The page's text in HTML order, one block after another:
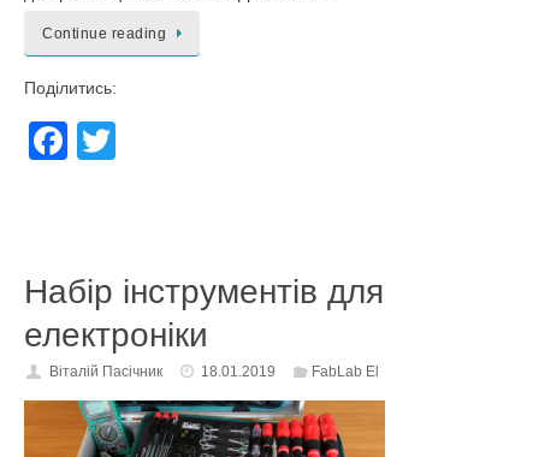
Continue reading
Поділитись:
F
b
o
o
k
Набір інструментів для
електроніки
Віталій Пасічник 18.01.2019 FabLab El